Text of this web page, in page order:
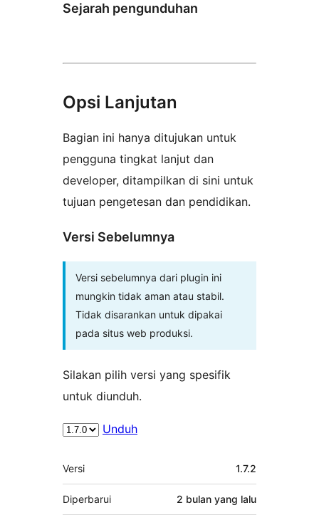
Sejarah pengunduhan
Opsi Lanjutan
Bagian ini hanya ditujukan untuk
pengguna tingkat lanjut dan
developer, ditampilkan di sini untuk
tujuan pengetesan dan pendidikan.
Versi Sebelumnya
Versi sebelumnya dari plugin ini
mungkin tidak aman atau stabil.
Tidak disarankan untuk dipakai
pada situs web produksi.
Silakan pilih versi yang spesifik
untuk diunduh.
Unduh
Meta
Versi 1.7.2
Diperbarui 2 bulan yang lalu